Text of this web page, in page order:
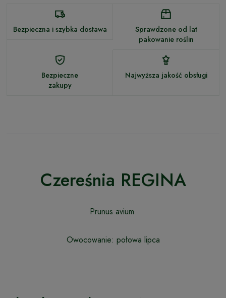
Bezpieczna i szybka dostawa
Sprawdzone od lat
pakowanie roślin
Bezpieczne
zakupy
Najwyższa jakość obsługi
Czereśnia REGINA
Prunus avium
Owocowanie: połowa lipca